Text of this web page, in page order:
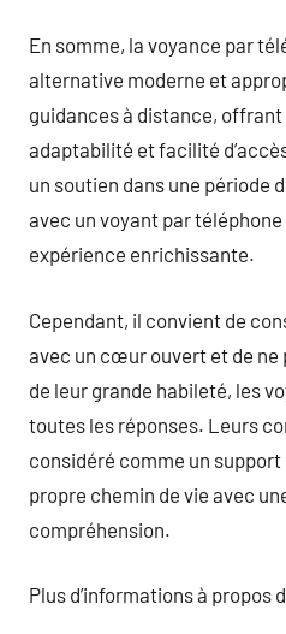
En somme, la voyance par
alternative moderne et
guidances à distance,
adaptabilité et facilité
un soutien dans une période
avec un voyant par téléphone
expérience enrichissante.
Cependant, il convient de
avec un cœur ouvert et de ne
de leur grande habileté, les
toutes les réponses. Leurs
considéré comme un
propre chemin de vie avec
compréhension.
Plus d’informations à propos